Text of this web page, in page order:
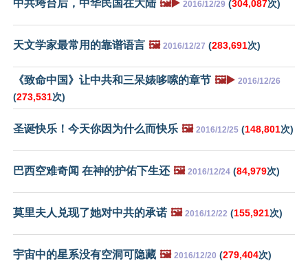
中共垮台后，中华民国在大陆 🖼️▶️ 2016/12/29 (304,087次)
天文学家最常用的靠谱语言 🖼️ 2016/12/27 (283,691次)
《致命中国》让中共和三呆婊哆嗦的章节 🖼️▶️ 2016/12/26
(273,531次)
圣诞快乐！今天你因为什么而快乐 🖼️ 2016/12/25 (148,801次)
巴西空难奇闻 在神的护佑下生还 🖼️ 2016/12/24 (84,979次)
莫里夫人兑现了她对中共的承诺 🖼️ 2016/12/22 (155,921次)
宇宙中的星系没有空洞可隐藏 🖼️ 2016/12/20 (279,404次)